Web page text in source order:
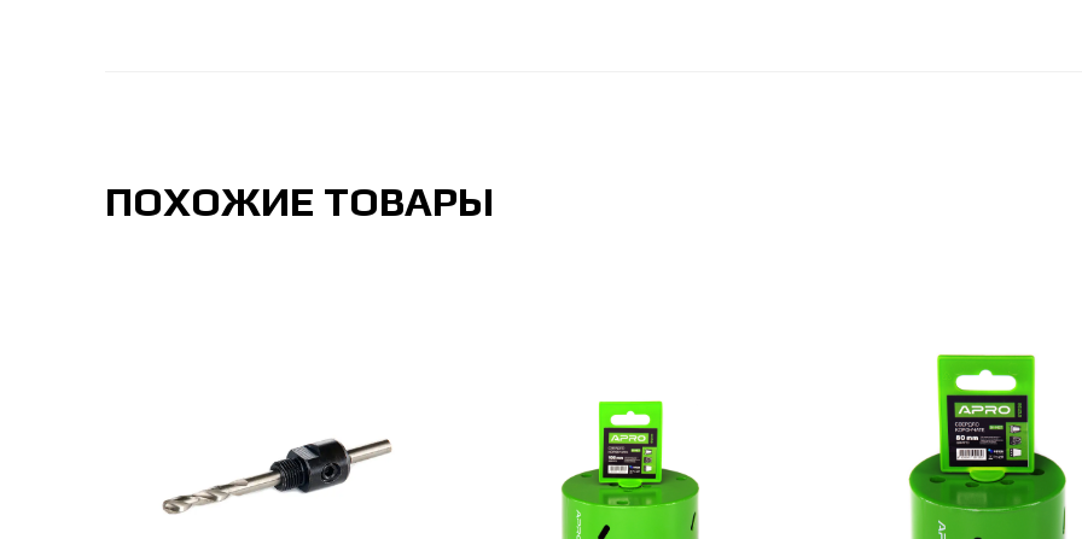
ПОХОЖИЕ ТОВАРЫ